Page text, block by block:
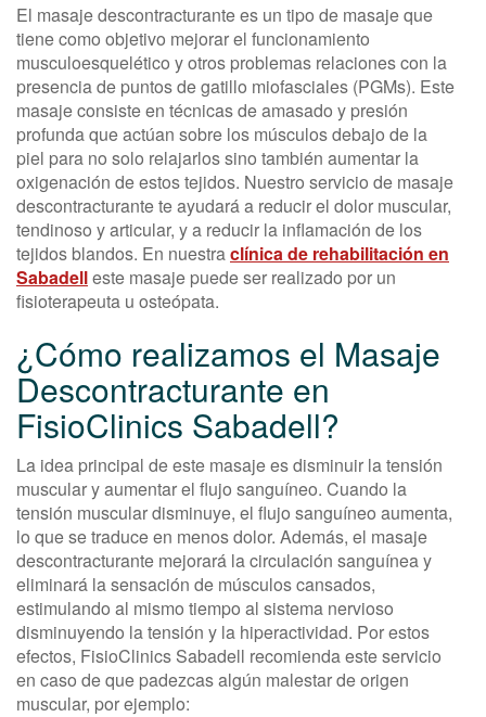
El masaje descontracturante es un tipo de masaje que
tiene como objetivo mejorar el funcionamiento
musculoesquelético y otros problemas relaciones con la
presencia de puntos de gatillo miofasciales (PGMs). Este
masaje consiste en técnicas de amasado y presión
profunda que actúan sobre los músculos debajo de la
piel para no solo relajarlos sino también aumentar la
oxigenación de estos tejidos. Nuestro servicio de masaje
descontracturante te ayudará a reducir el dolor muscular,
tendinoso y articular, y a reducir la inflamación de los
tejidos blandos. En nuestraclínica de rehabilitación en
Sabadelleste masaje puede ser realizado por un
fisioterapeuta u osteópata.
¿Cómo realizamos el Masaje
Descontracturante en
FisioClinics Sabadell?
La idea principal de este masaje es disminuir la tensión
muscular y aumentar el flujo sanguíneo. Cuando la
tensión muscular disminuye, el flujo sanguíneo aumenta,
lo que se traduce en menos dolor. Además, el masaje
descontracturante mejorará la circulación sanguínea y
eliminará la sensación de músculos cansados,
estimulando al mismo tiempo al sistema nervioso
disminuyendo la tensión y la hiperactividad. Por estos
efectos, FisioClinics Sabadell recomienda este servicio
en caso de que padezcas algún malestar de origen
muscular, por ejemplo: